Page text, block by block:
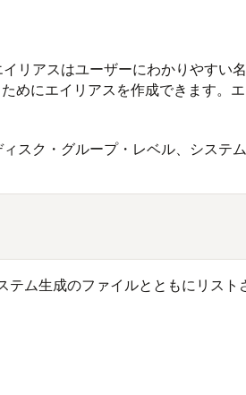
リアスはユーザーにわかりやすい
にエイリアスを作成できます。エ
スク・グループ・レベル、システ
ム生成のファイルとともにリスト